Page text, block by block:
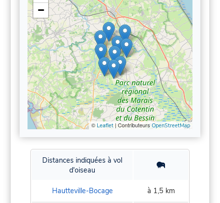
−
© Leaflet| ContributeursOpenStreetMap
Distances indiquées à vol
d'oiseau
Hautteville-Bocage à 1,5 km